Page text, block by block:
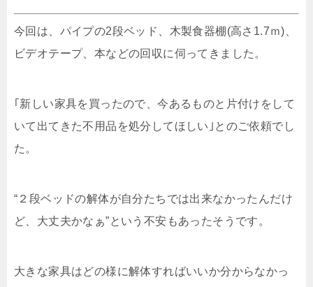
今回は、パイプの2段ベッド、木製食器棚(高さ1.7ｍ)、
ビデオテープ、本などの回収に伺ってきました。
｢新しい家具を買ったので、今あるものと片付けをして
いて出てきた不用品を処分してほしい｣とのご依頼でし
た。
“２段ベッドの解体が自分たちでは出来なかったんだけ
ど、大丈夫かなぁ”という不安もあったそうです。
大きな家具はどの様に解体すればいいか分からなかっ